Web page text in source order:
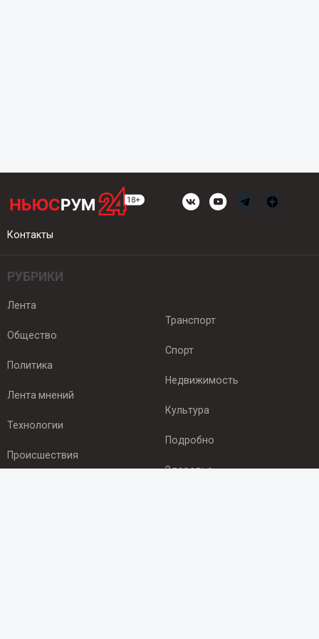
Контакты
РУБРИКИ
Лента
Общество
Политика
Лента мнений
Технологии
Происшествия
Транспорт
Спорт
Недвижимость
Культура
Подробно
Здоровье